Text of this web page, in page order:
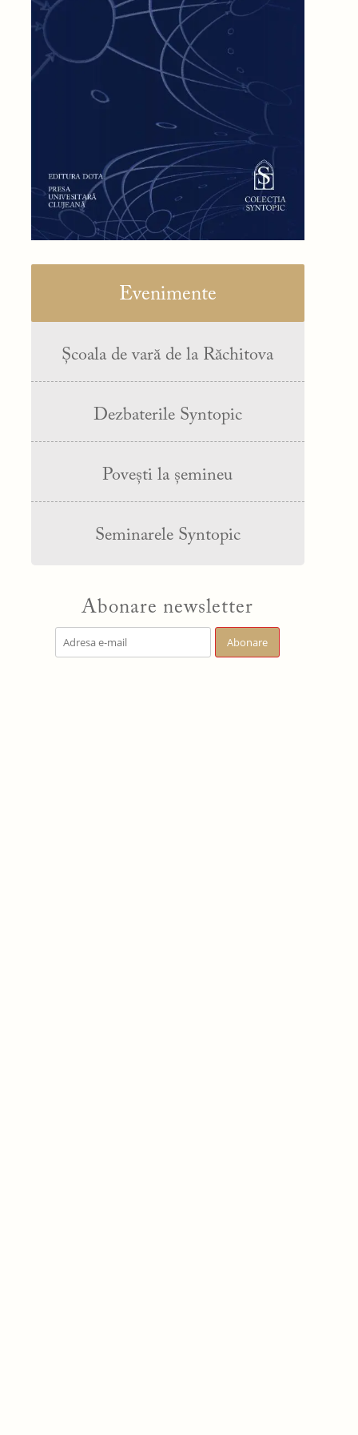
Evenimente
Școala de vară de la Răchitova
Dezbaterile Syntopic
Povești la șemineu
Seminarele Syntopic
Abonare newsletter